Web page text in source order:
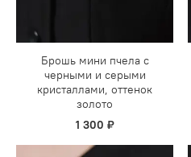
Брошь мини пчела с
черными и серыми
кристаллами, оттенок
золото
1 300 ₽